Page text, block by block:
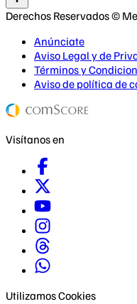
Derechos Reservados ©
Anúnciate
Aviso Legal y de
Términos y
Aviso de política de
Visítanos en
Utilizamos Cookies